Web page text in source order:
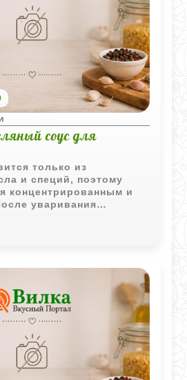
соус для
только из
и специй, поэтому
концентрированным и
уваривания
густой и
как основа для других